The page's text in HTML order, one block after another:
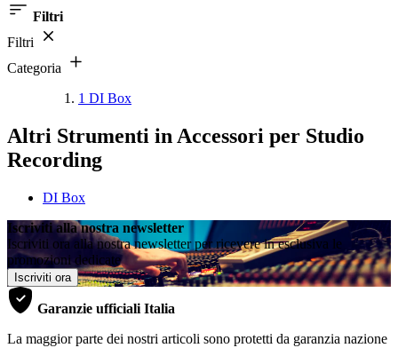
Filtri
Filtri
Categoria
1 DI Box
Altri Strumenti in Accessori per Studio
Recording
DI Box
Iscriviti alla nostra newsletter
Iscriviti ora alla nostra newsletter per ricevere in esclusiva le
promozioni dedicate
Iscriviti ora
Garanzie ufficiali Italia
La maggior parte dei nostri articoli sono protetti da garanzia nazione